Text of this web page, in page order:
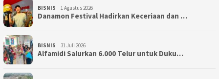
BISNIS 1 Agustus 2026
Danamon Festival Hadirkan Keceriaan dan …
BISNIS 31 Juli 2026
Alfamidi Salurkan 6.000 Telur untuk Duku…